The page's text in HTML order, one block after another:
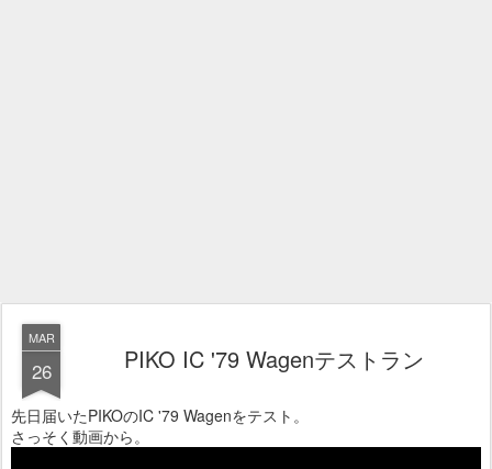
MAR
26 PIKO IC '79 Wagenテストラン
先日届いたPIKOのIC '79 Wagenをテスト。
さっそく動画から。